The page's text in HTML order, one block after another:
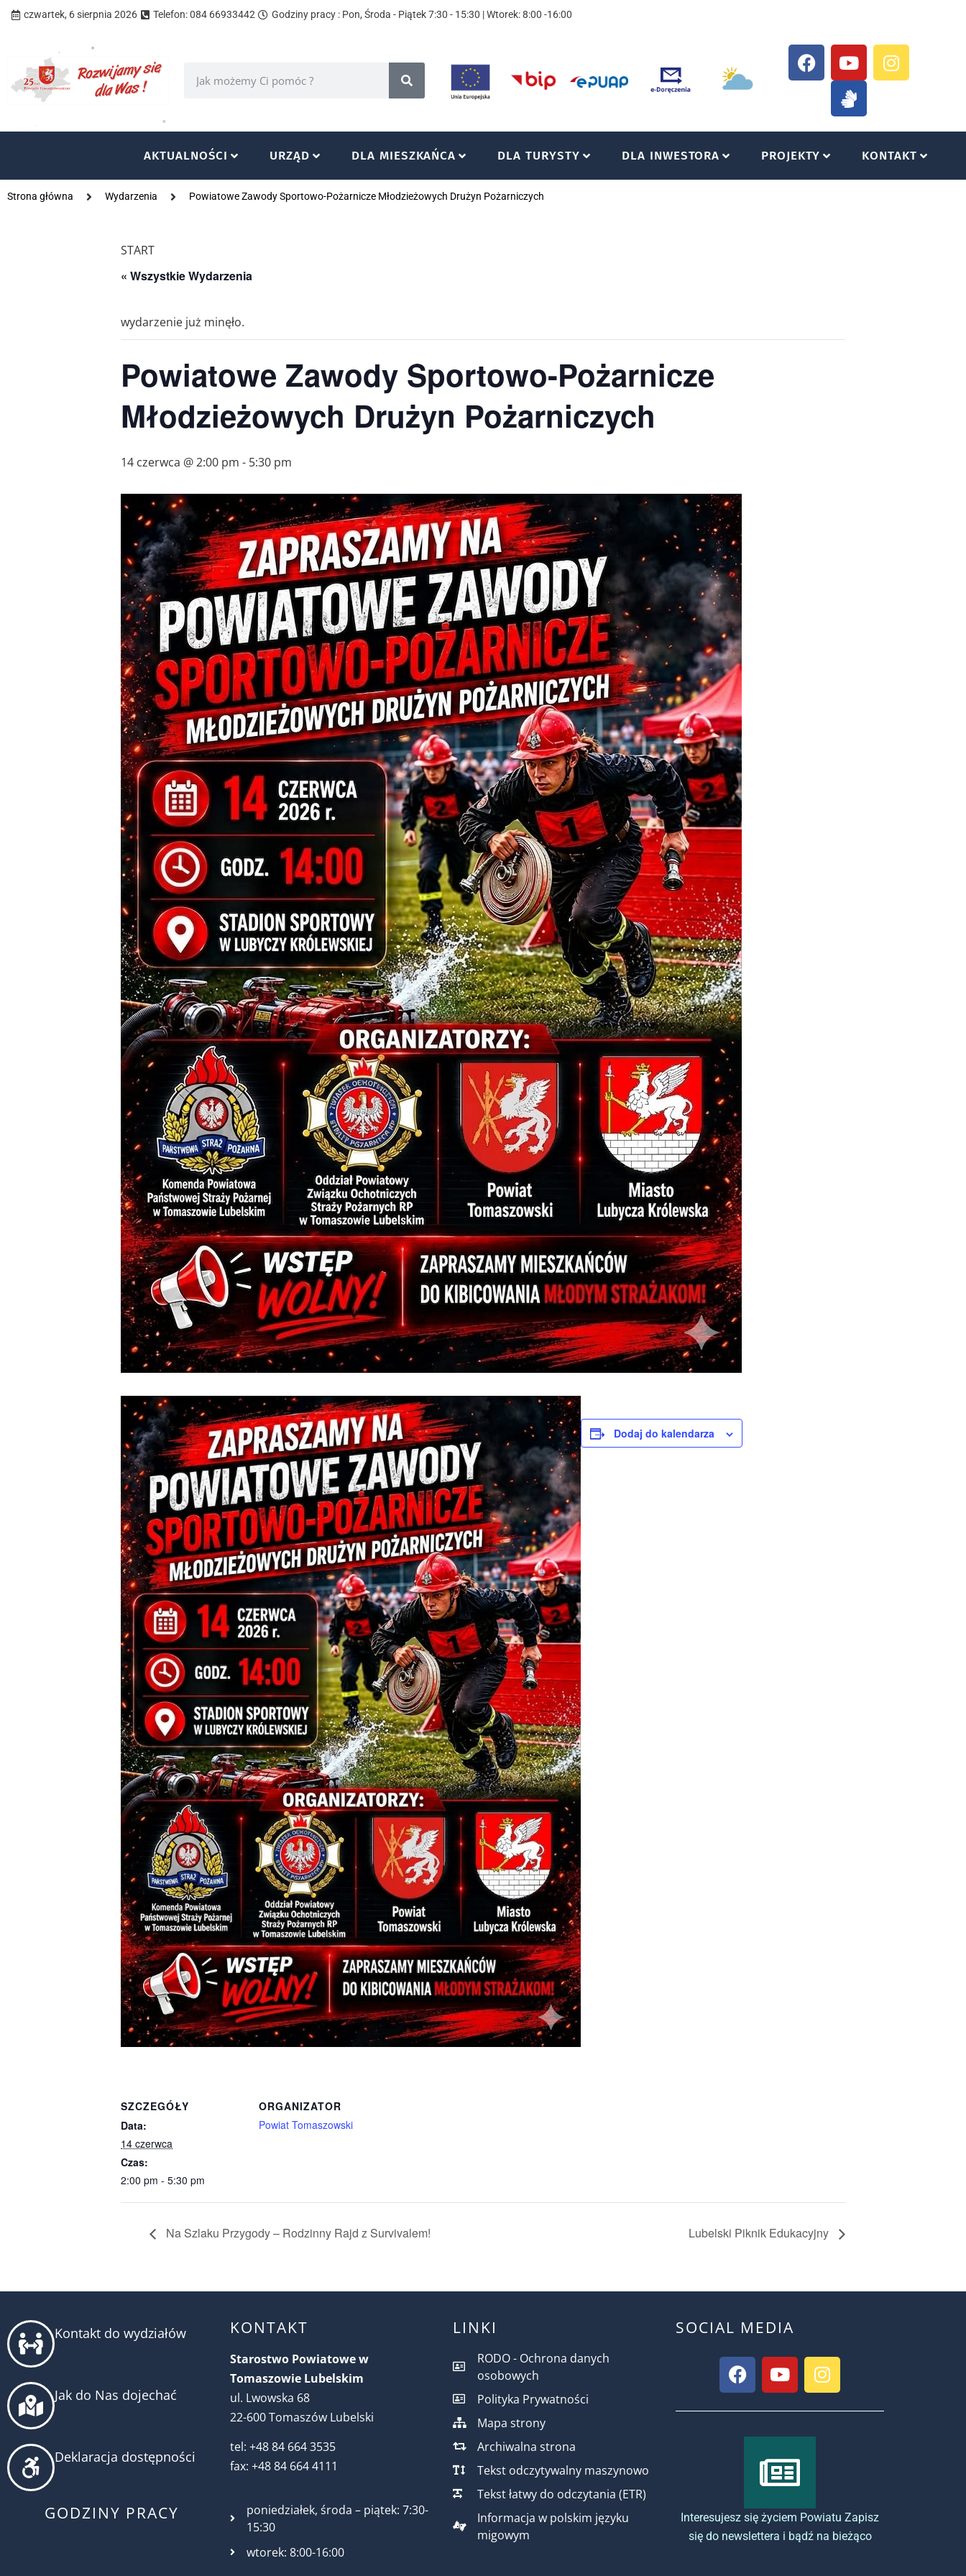
czwartek, 6 sierpnia 2026 Telefon: 084 66933442 Godziny pracy : Pon, Środa - Piątek 7:30 - 15:30 | Wtorek: 8:00 -16:00
AKTUALNOŚCI URZĄD DLA MIESZKAŃCA DLA TURYSTY DLA INWESTORA PROJEKTY KONTAKT
Strona główna Wydarzenia Powiatowe Zawody Sportowo-Pożarnicze Młodzieżowych Drużyn Pożarniczych
START
« Wszystkie Wydarzenia
wydarzenie już minęło.
Powiatowe Zawody Sportowo-Pożarnicze
Młodzieżowych Drużyn Pożarniczych
14 czerwca @ 2:00 pm - 5:30 pm
Dodaj do kalendarza
SZCZEGÓŁY
Data:
14 czerwca
Czas:
2:00 pm - 5:30 pm
ORGANIZATOR
Powiat Tomaszowski
Na Szlaku Przygody – Rodzinny Rajd z Survivalem! Lubelski Piknik Edukacyjny
Kontakt do wydziałów
Jak do Nas dojechać
Deklaracja dostępności
GODZINY PRACY
KONTAKT
Starostwo Powiatowe w
Tomaszowie Lubelskim
ul. Lwowska 68
22-600 Tomaszów Lubelski
tel: +48 84 664 3535
fax: +48 84 664 4111
poniedziałek, środa – piątek: 7:30-
15:30
wtorek: 8:00-16:00
LINKI
RODO - Ochrona danych
osobowych
Polityka Prywatności
Mapa strony
Archiwalna strona
Tekst odczytywalny maszynowo
Tekst łatwy do odczytania (ETR)
Informacja w polskim języku
migowym
SOCIAL MEDIA
Interesujesz się życiem Powiatu Zapisz
się do newslettera i bądź na bieżąco